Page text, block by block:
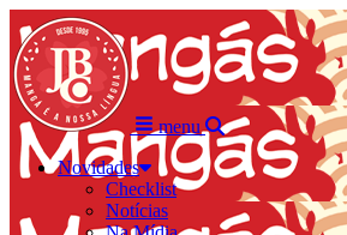
menu
Novidades
Checklist
Notícias